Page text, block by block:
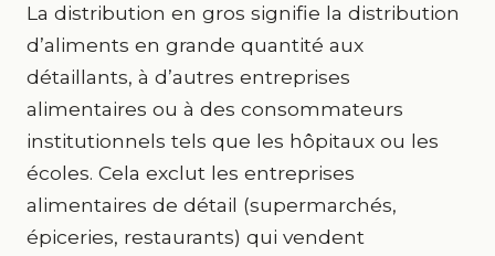
La distribution en gros signifie la distribution
d’aliments en grande quantité aux
détaillants, à d’autres entreprises
alimentaires ou à des consommateurs
institutionnels tels que les hôpitaux ou les
écoles. Cela exclut les entreprises
alimentaires de détail (supermarchés,
épiceries, restaurants) qui vendent